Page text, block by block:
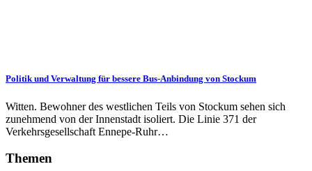
Politik und Verwaltung für bessere Bus-Anbindung von Stockum
Witten. Bewohner des westlichen Teils von Stockum sehen sich
zunehmend von der Innenstadt isoliert. Die Linie 371 der
Verkehrsgesellschaft Ennepe-Ruhr…
Themen